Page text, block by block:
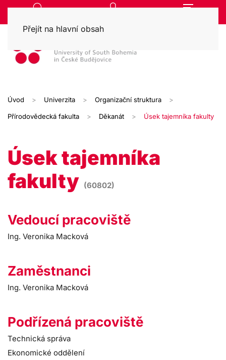
Přejít na hlavní obsah
Úvod Univerzita Organizační struktura
Přírodovědecká fakulta Děkanát Úsek tajemníka fakulty
Úsek tajemníka
fakulty (60802)
Vedoucí pracoviště
Ing. Veronika Macková
Zaměstnanci
Ing. Veronika Macková
Podřízená pracoviště
Technická správa
Ekonomické oddělení